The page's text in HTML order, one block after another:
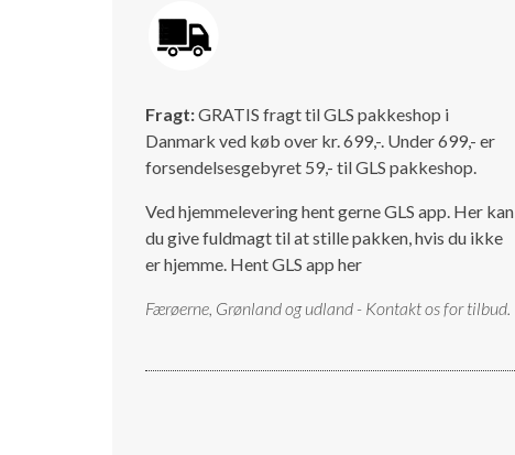
Fragt:GRATIS fragt til GLS pakkeshop i
Danmark ved køb over kr. 699,-. Under 699,- er
forsendelsesgebyret 59,- til GLS pakkeshop.
Ved hjemmelevering hent gerne GLS app. Her kan
du give fuldmagt til at stille pakken, hvis du ikke
er hjemme. Hent GLS app her
Færøerne, Grønland og udland - Kontakt os for tilbud.